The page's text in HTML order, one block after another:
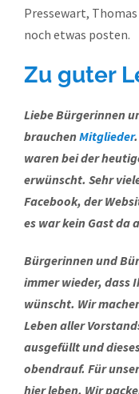
Pressewart,
noch etwas posten.
Zu guter
Liebe Bürgerinnen
brauchen Mitglieder
waren bei der
erwünscht. Sehr
Facebook, der
es war kein Gast da
Bürgerinnen und
immer wieder, dass
wünscht. Wir
Leben aller
ausgefüllt und
obendrauf. Für
hier leben. Wir